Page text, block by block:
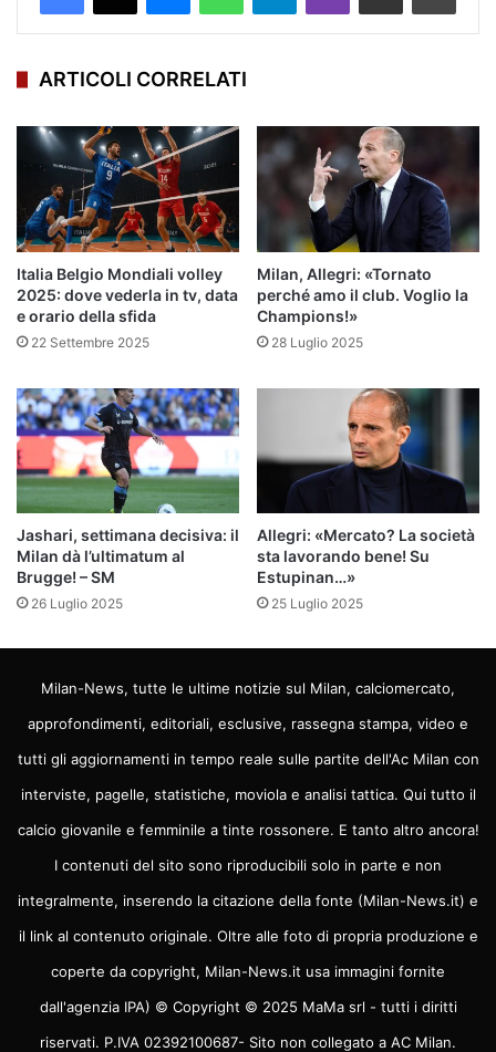
ARTICOLI CORRELATI
Italia Belgio Mondiali volley
2025: dove vederla in tv, data
e orario della sfida
22 Settembre 2025
Milan, Allegri: «Tornato
perché amo il club. Voglio la
Champions!»
28 Luglio 2025
Jashari, settimana decisiva: il
Milan dà l’ultimatum al
Brugge! – SM
26 Luglio 2025
Allegri: «Mercato? La società
sta lavorando bene! Su
Estupinan…»
25 Luglio 2025
Milan-News, tutte le ultime notizie sul Milan, calciomercato,
approfondimenti, editoriali, esclusive, rassegna stampa, video e
tutti gli aggiornamenti in tempo reale sulle partite dell'Ac Milan con
interviste, pagelle, statistiche, moviola e analisi tattica. Qui tutto il
calcio giovanile e femminile a tinte rossonere. E tanto altro ancora!
I contenuti del sito sono riproducibili solo in parte e non
integralmente, inserendo la citazione della fonte (Milan-News.it) e
il link al contenuto originale. Oltre alle foto di propria produzione e
coperte da copyright, Milan-News.it usa immagini fornite
dall'agenzia IPA) © Copyright © 2025 MaMa srl - tutti i diritti
riservati. P.IVA 02392100687- Sito non collegato a AC Milan.